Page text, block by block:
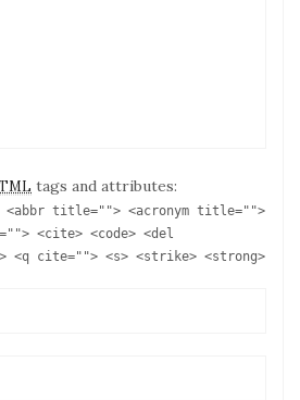
tags and attributes:
title=""> <acronym title="">
<cite> <code> <del
<q cite=""> <s> <strike> <strong>